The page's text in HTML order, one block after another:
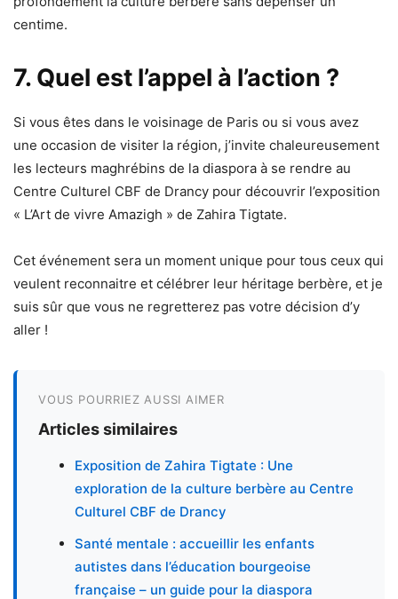
centime.
7. Quel est l’appel à l’action ?
Si vous êtes dans le voisinage de Paris ou si vous avez
une occasion de visiter la région, j’invite chaleureusement
les lecteurs maghrébins de la diaspora à se rendre au
Centre Culturel CBF de Drancy pour découvrir l’exposition
« L’Art de vivre Amazigh » de Zahira Tigtate.
Cet événement sera un moment unique pour tous ceux qui
veulent reconnaitre et célébrer leur héritage berbère, et je
suis sûr que vous ne regretterez pas votre décision d’y
aller !
VOUS POURRIEZ AUSSI AIMER
Articles similaires
Exposition de Zahira Tigtate : Une
exploration de la culture berbère au Centre
Culturel CBF de Drancy
Santé mentale : accueillir les enfants
autistes dans l’éducation bourgeoise
française – un guide pour la diaspora